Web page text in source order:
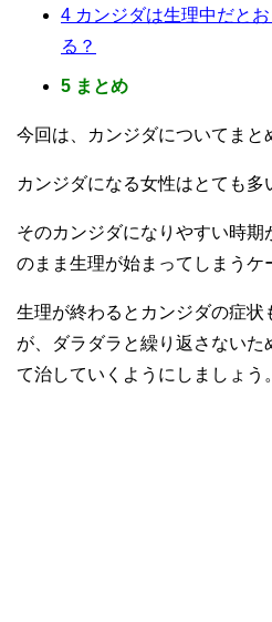
4 カンジダは生理中だと
る？
5 まとめ
今回は、カンジダについてまと
カンジダになる女性はとても多
そのカンジダになりやすい時
のまま生理が始まってしまうケ
生理が終わるとカンジダの症状
が、ダラダラと繰り返さないた
て治していくようにしましょう。